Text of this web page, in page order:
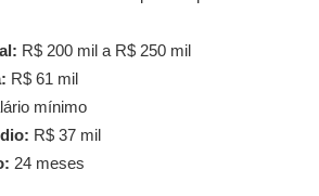
R$ 200 mil a R$ 250 mil
R$ 61 mil
mínimo
R$ 37 mil
24 meses